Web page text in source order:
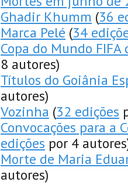
Ghadir Khumm (36
Marca Pelé (34
Copa do Mundo
8 autores)
Títulos do Goiânia
autores)
Vozinha (32 edições
Convocações para a
edições por 4
Morte de Maria
autores)